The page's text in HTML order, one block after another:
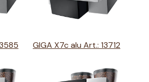
GIGA X7c alu Art.: 13712